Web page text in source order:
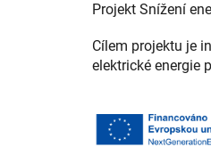
Projekt Snížení
Cílem projektu je
elektrické energie